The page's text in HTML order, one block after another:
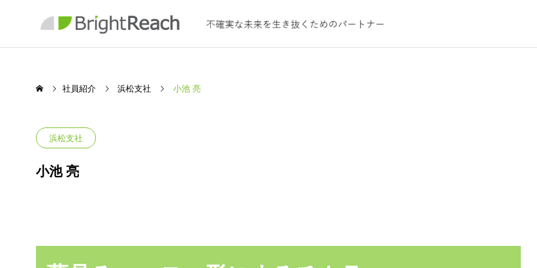
SERVICE
個人のお客様
不動産はこちら
社員紹介 浜松支社 小池 亮
浜松支社
小池 亮